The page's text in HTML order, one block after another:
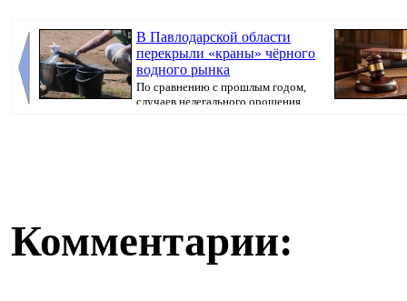
В Павлодарской области
перекрыли «краны» чёрного
водного рынка
По сравнению с прошлым годом,
случаев нелегального орошения
Комментарии: